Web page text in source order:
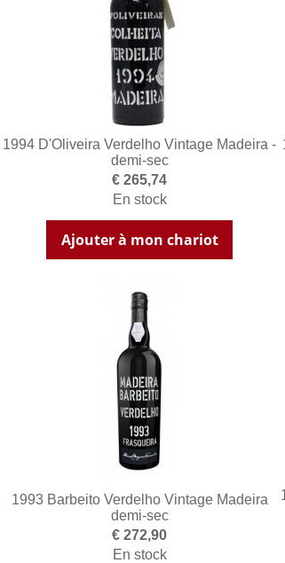
1994 D'Oliveira Verdelho Vintage Madeira -
demi-sec
€ 265,74
En stock
Ajouter à mon chariot
1993 Barbeito Verdelho Vintage Madeira
demi-sec
€ 272,90
En stock